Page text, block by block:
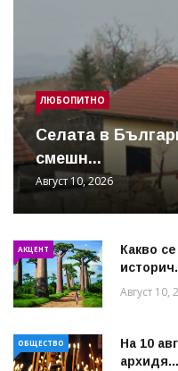
ЛЮБОПИТНО
Cелата в
смешн...
Август 10, 2026
АКЦЕНТ
Какво
Август 10,
ОБЩЕСТВО
На 10
архидя...